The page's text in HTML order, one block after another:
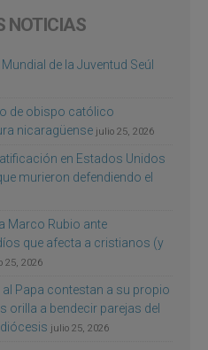
NOTICIAS
de la Juventud Seúl
de obispo católico
nicaragüense julio 25, 2026
en Estados Unidos
murieron defendiendo el
Marco Rubio ante
que afecta a cristianos (y
25, 2026
Papa contestan a su propio
orilla a bendecir parejas del
julio 25, 2026